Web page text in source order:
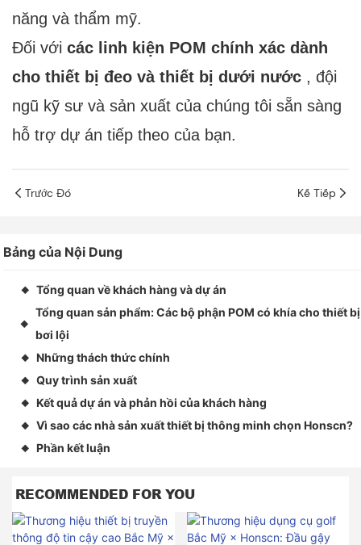
năng và thẩm mỹ.
Đối với các linh kiện POM chính xác dành
cho thiết bị đeo và thiết bị dưới nước , đội
ngũ kỹ sư và sản xuất của chúng tôi sẵn sàng
hỗ trợ dự án tiếp theo của bạn.
Trước Đó Kế Tiếp
Bảng của Nội Dung
◆ Tổng quan về khách hàng và dự án
◆
Tổng quan sản phẩm: Các bộ phận POM có khía cho thiết bị
bơi lội
◆ Những thách thức chính
◆ Quy trình sản xuất
◆ Kết quả dự án và phản hồi của khách hàng
◆ Vì sao các nhà sản xuất thiết bị thông minh chọn Honscn?
◆ Phần kết luận
RECOMMENDED FOR YOU